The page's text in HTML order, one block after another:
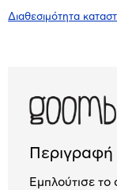
Διαθεσιμότητα
Περιγραφή
Εμπλούτισε το